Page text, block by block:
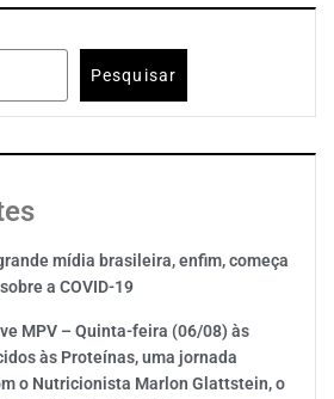
Pesquisar
mídia brasileira, enfim, começa
a COVID-19
MPV – Quinta-feira (06/08) às
às Proteínas, uma jornada
o Nutricionista Marlon Glattstein, o